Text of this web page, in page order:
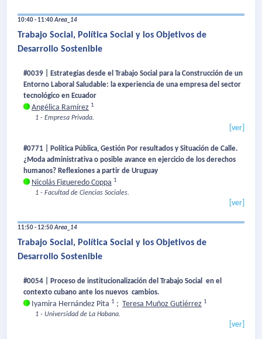
10:40 - 11:40Area_14
Trabajo Social, Política Social y los Objetivos de
Desarrollo Sostenible
#0039 | Estrategias desde el Trabajo Social para la Construcción de un
Entorno Laboral Saludable: la experiencia de una empresa del sector
tecnológico en Ecuador
Angélica Ramírez 1
1 - Empresa Privada.
[ver]
#0771 | Política Pública, Gestión Por resultados y Situación de Calle.
¿Moda administrativa o posible avance en ejercicio de los derechos
humanos? Reflexiones a partir de Uruguay
Nicolás Figueredo Coppa 1
1 - Facultad de Ciencias Sociales.
[ver]
11:50 - 12:50Area_14
Trabajo Social, Política Social y los Objetivos de
Desarrollo Sostenible
#0054 | Proceso de institucionalización del Trabajo Social en el
contexto cubano ante los nuevos cambios.
Iyamira Hernández Pita 1 ; Teresa Muñoz Gutiérrez 1
1 - Universidad de La Habana.
[ver]